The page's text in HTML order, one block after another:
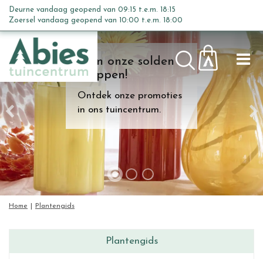
n
c
o
n
t
e
n
t
Kom onze solden
shoppen!
Ontdek onze promoties
in ons tuincentrum.
Home Plantengids
Deurne vandaag geopend van 09:15 t.e.m. 18:15
Zoersel vandaag geopend van 10:00 t.e.m. 18:00
Plantengids